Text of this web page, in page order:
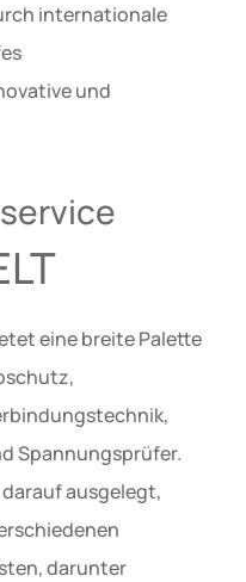
internationale
und
eine breite Palette
Spannungsprüfer.
ausgelegt,
darunter